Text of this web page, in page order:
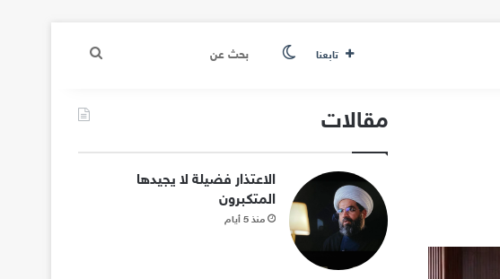
تابعنا الوضع المظلم بحث
مقالات
الاعتذار فضيلة لا يجيدها
المتكبرون
منذ 5 أيام